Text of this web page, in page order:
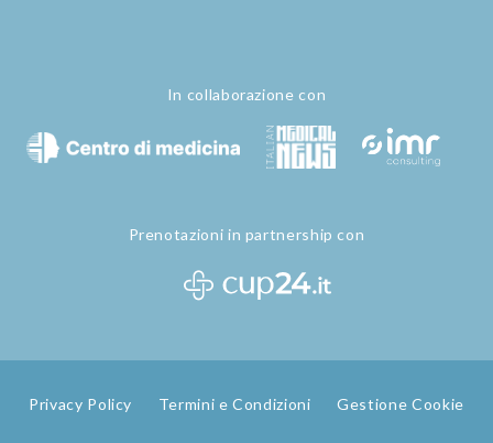
In collaborazione con
Prenotazioni in partnership con
Privacy Policy Termini e Condizioni Gestione Cookie